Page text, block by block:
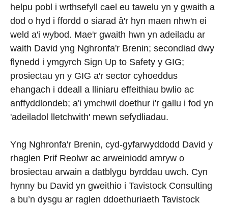
helpu pobl i wrthsefyll cael eu tawelu yn y gwaith a
dod o hyd i ffordd o siarad â'r hyn maen nhw'n ei
weld a'i wybod. Mae'r gwaith hwn yn adeiladu ar
waith David yng Nghronfa'r Brenin; secondiad dwy
flynedd i ymgyrch Sign Up to Safety y GIG;
prosiectau yn y GIG a'r sector cyhoeddus
ehangach i ddeall a lliniaru effeithiau bwlio ac
anffyddlondeb; a'i ymchwil doethur i'r gallu i fod yn
'adeiladol lletchwith' mewn sefydliadau.
Yng Nghronfa'r Brenin, cyd-gyfarwyddodd David y
rhaglen Prif Reolwr ac arweiniodd amryw o
brosiectau arwain a datblygu byrddau uwch. Cyn
hynny bu David yn gweithio i Tavistock Consulting
a bu’n dysgu ar raglen ddoethuriaeth Tavistock